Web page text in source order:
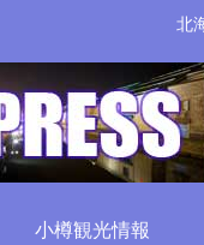
北
小樽観光情報